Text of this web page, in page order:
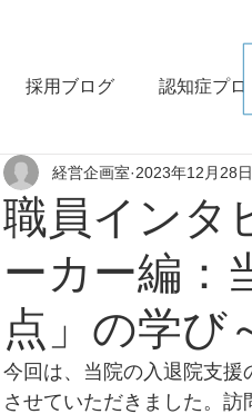
採用ブログ 認知症プロ
訪問リハビリ 学術
職員インタ
ーカー編：
点」の学び
経営企画室 2023年12月28日
今回は、当院の入退院支援
させていただきました。